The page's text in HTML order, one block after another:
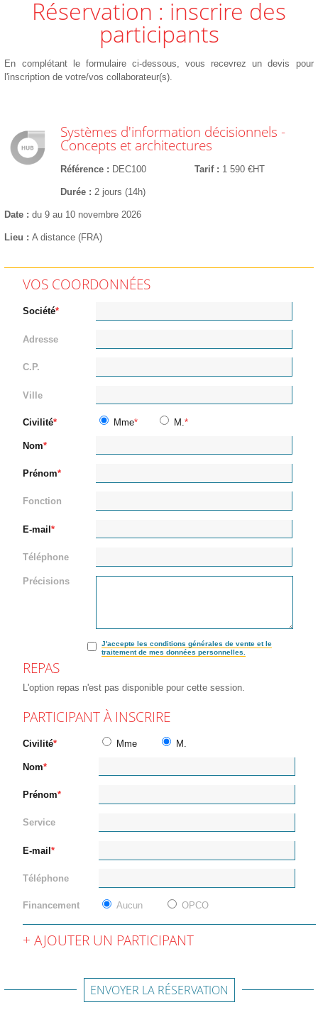
Réservation : inscrire des
participants
En complétant le formulaire ci-dessous, vous recevrez un devis pour
l'inscription de votre/vos collaborateur(s).
Systèmes d'information décisionnels -
Concepts et architectures
Référence DEC100 Tarif 1 590 €HT
Durée 2 jours (14h)
Date du 9 au 10 novembre 2026
Lieu A distance (FRA)
VOS COORDONNÉES
Société
Adresse
C.P.
Ville
Civilité Mme M.
Nom
Prénom
Fonction
E-mail
Téléphone
Précisions
J'accepte les conditions générales de vente et le
traitement de mes données personnelles.
REPAS
L'option repas n'est pas disponible pour cette session.
PARTICIPANT À INSCRIRE
Civilité Mme M.
Nom
Prénom
Service
E-mail
Téléphone
Financement Aucun OPCO
AJOUTER UN PARTICIPANT
ENVOYER LA RÉSERVATION